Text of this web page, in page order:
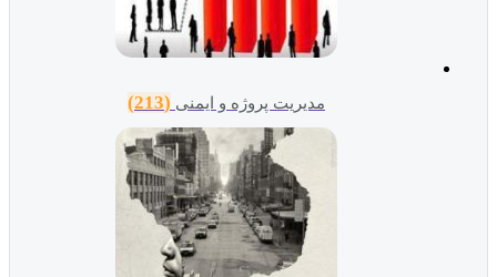
مدیریت پروژه و ایمنی (213)